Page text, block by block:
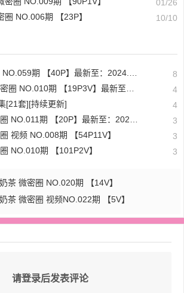
01/26
NO.006期 【23P】 10/10
期 【40P】最新至：2024.1.10 8
期 【19P3V】最新至：2025.5.26 4
[21套][持续更新] 4
期 【20P】最新至：2024.5.13 3
视频 NO.008期 【54P11V】 3
NO.010期 【101P2V】 3
茶 微密圈 NO.020期 【14V】
茶 微密圈 视频NO.022期 【5V】
请登录后发表评论